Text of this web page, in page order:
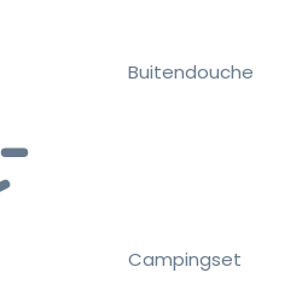
Buitendouche
Campingset